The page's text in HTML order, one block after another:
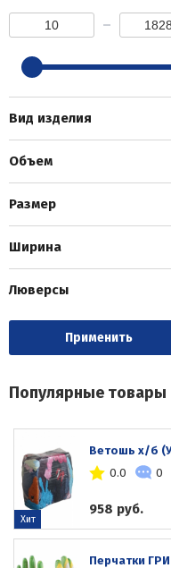
Вид изделия
Объем
Размер
Ширина
Люверсы
Популярные товары
Ветошь х/б
0.0
0
958 руб.
Хит
Перчатки